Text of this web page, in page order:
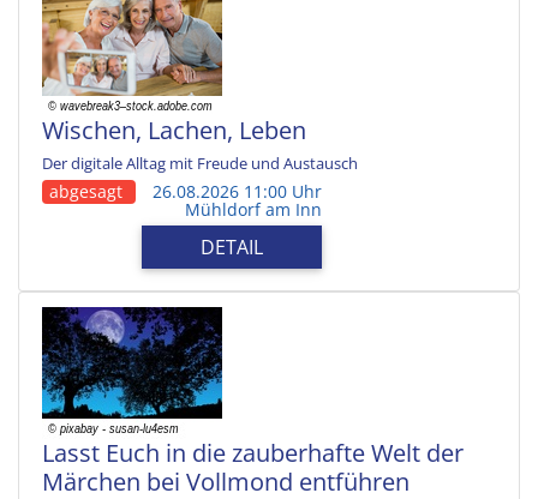
Wischen, Lachen, Leben
Der digitale Alltag mit Freude und Austausch
abgesagt 26.08.2026 11:00 Uhr
Mühldorf am Inn
DETAIL
Lasst Euch in die zauberhafte Welt der
Märchen bei Vollmond entführen